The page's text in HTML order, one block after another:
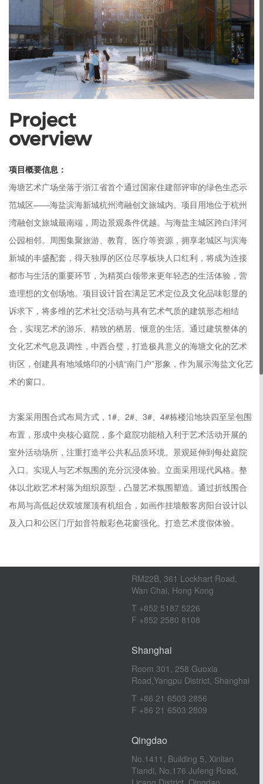
Project
overview
项目概要信息：
海塘艺术广场坐落于浙江省首个通过国家住建部评审的绿色生态示
范城区——海盐滨海新城杭州湾融创文旅城内。项目用地位于杭州
湾融创文旅城最南端，周边景观条件优越。与海盐主城区跨白洋河
公园相邻。周围集聚旅游、教育、医疗等资源，拥享老城区与滨海
新城的丰盛配套，得天独厚的区位尽享板块人口红利，将成为连接
都市与生活的重要环节，为精英白领带来更年轻态的生活体验，营
造理想的文创场地。项目设计旨在满足艺术定位及文化品味彰显的
诉求下，将多维的艺术社交活动与具有艺术气质的建筑形态相结
合，实现艺术的游乐、精致的栖居、惬意的生活。通过建筑整体的
文化艺术气息及调性，中西合璧，打造极具意义的海塘文化的艺术
街区，创建具有地域烙印的小镇“南门户”形象，作为展示海盐文化艺
术的窗口。
方案采用围合式布局方式，1#、2#、3#、4#栋楼沿地块四至呈包围
布置，形成中央核心庭院，多个庭院功能植入利于艺术活动开展的
室外活动场所，注重打造半公共私品质环境。景观延伸到每处庭院
入口。实现人与艺术氛围的充分沉浸体验。立面采用现代风格。整
体以北欧艺术村落为组织原型，凸显艺术氛围塑造。通过折线围合
布局与高低起伏双坡屋顶有机组合，如画作挂墙般客房阳台设计以
及入口和公区门厅如音符般彩色花窗强化。打造艺术度假体验。
London
2nd Floor, 145-157 St.John
Street, London, ECIV 4PY
T +44（0）1273 653 373
RM22B, 361 Lockhart Road,
Wan Chai, Hong Kong
T +852 5187 5226
F +852 2580 8108
Shanghai
Room 301, 258 Guoxia
Road,Yangpu District, Shanghai
T +86 21 6503 2856
F +86 21 6503 2809
Qingdao
No.1411, Building 5, Xinlian
Tiandi, No.176 Jufeng Road,